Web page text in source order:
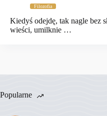
Filozofia
Kiedyś odejdę, tak nagle bez
wieści, umilknie …
Popularne